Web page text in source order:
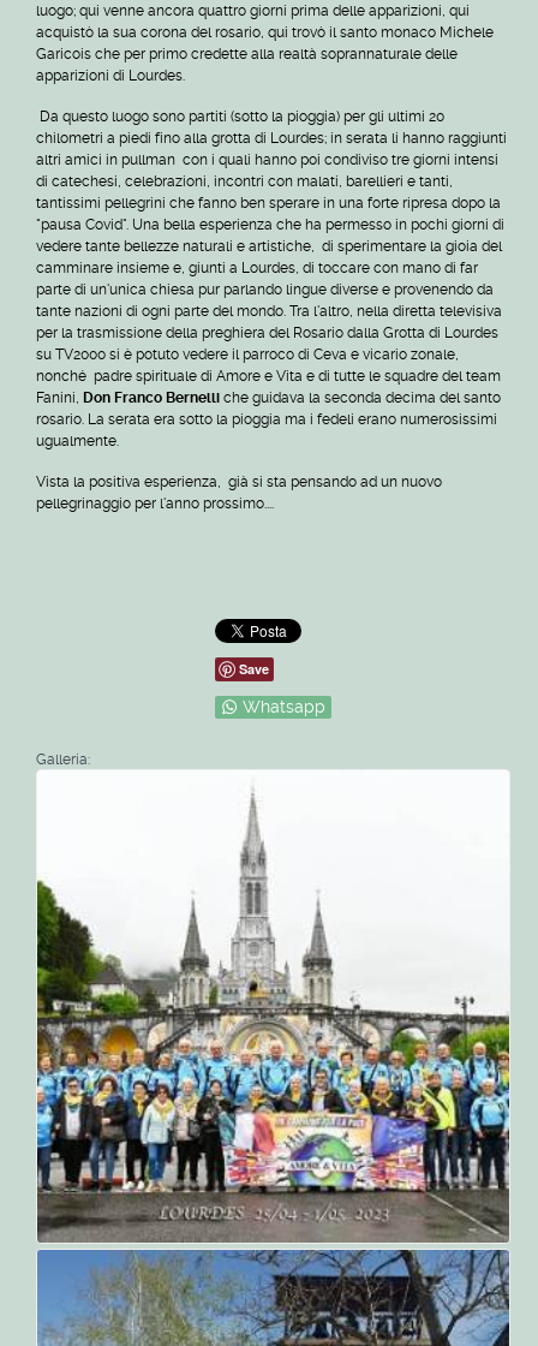
luogo; qui venne ancora quattro giorni prima delle apparizioni, qui
acquistò la sua corona del rosario, qui trovò il santo monaco Michele
Garicois che per primo credette alla realtà soprannaturale delle
apparizioni di Lourdes.
Da questo luogo sono partiti (sotto la pioggia) per gli ultimi 20
chilometri a piedi fino alla grotta di Lourdes; in serata li hanno raggiunti
altri amici in pullman con i quali hanno poi condiviso tre giorni intensi
di catechesi, celebrazioni, incontri con malati, barellieri e tanti,
tantissimi pellegrini che fanno ben sperare in una forte ripresa dopo la
"pausa Covid". Una bella esperienza che ha permesso in pochi giorni di
vedere tante bellezze naturali e artistiche, di sperimentare la gioia del
camminare insieme e, giunti a Lourdes, di toccare con mano di far
parte di un'unica chiesa pur parlando lingue diverse e provenendo da
tante nazioni di ogni parte del mondo. Tra l'altro, nella diretta televisiva
per la trasmissione della preghiera del Rosario dalla Grotta di Lourdes
su TV2000 si è potuto vedere il parroco di Ceva e vicario zonale,
nonché padre spirituale di Amore e Vita e di tutte le squadre del team
Fanini, Don Franco Bernelli che guidava la seconda decima del santo
rosario. La serata era sotto la pioggia ma i fedeli erano numerosissimi
ugualmente.
Vista la positiva esperienza, già si sta pensando ad un nuovo
pellegrinaggio per l'anno prossimo....
Save
Whatsapp
Galleria: